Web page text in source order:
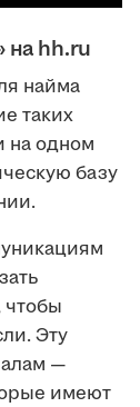
на hh.ru
найма
таких
на одном
базу
чтобы
Эту
—
имеют